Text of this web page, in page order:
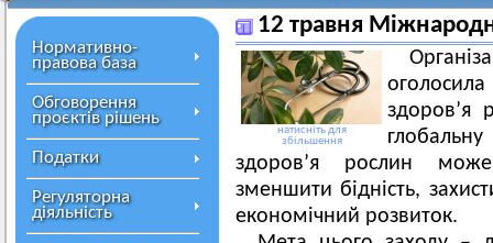
Нормативно-
правова база
Обговорення
проєктів рішень
Податки
Регуляторна
діяльність
12 травня
натисніть для
збільшення
здоров’я
здоров’я рослин
зменшити бідність,
економічний розвиток.